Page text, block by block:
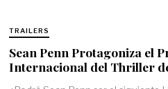
TRAILERS
Sean Penn Protagoniza el
Internacional del Thriller de